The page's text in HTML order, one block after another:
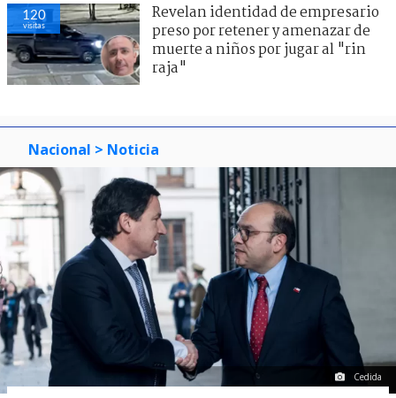
120
visitas
Revelan identidad de empresario
preso por retener y amenazar de
muerte a niños por jugar al "rin
raja"
Nacional > Noticia
Cedida